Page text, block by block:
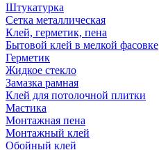
Штукатурка
Сетка металлическая
Клей, герметик, пена
Бытовой клей в мелкой фасовке
Герметик
Жидкое стекло
Замазка рамная
Клей для потолочной плитки
Мастика
Монтажная пена
Монтажный клей
Обойный клей